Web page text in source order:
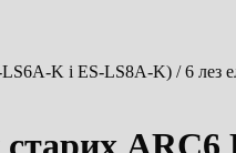
K і ES-LS8A-K) / 6 лез